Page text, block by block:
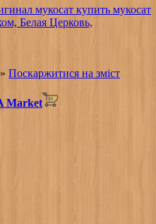
мукосат купить мукосат
Белая Церковь,
Поскаржитися на зміст
Market